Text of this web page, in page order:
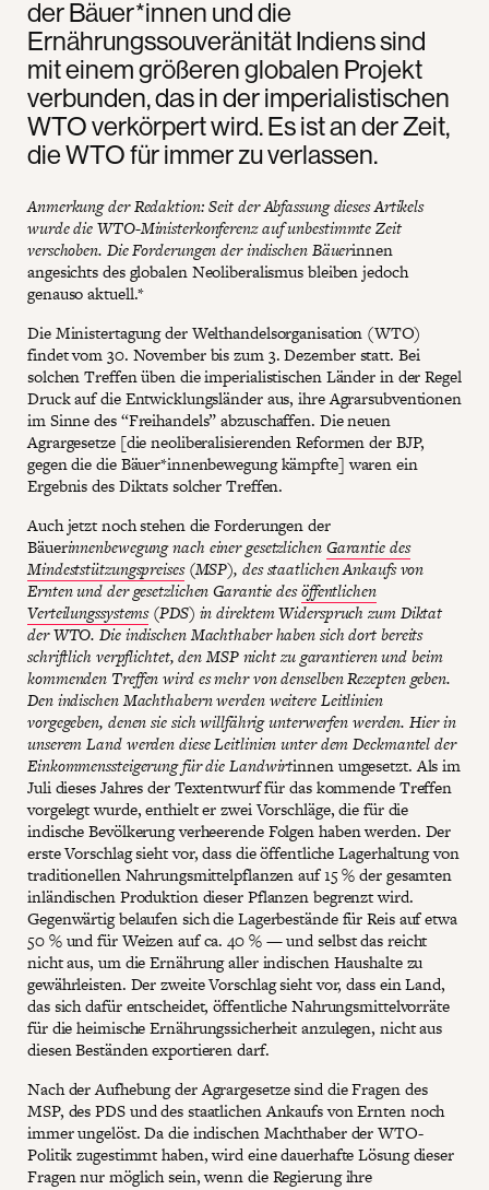
der Bäuer*innen und die
Ernährungssouveränität Indiens sind
mit einem größeren globalen Projekt
verbunden, das in der imperialistischen
WTO verkörpert wird. Es ist an der Zeit,
die WTO für immer zu verlassen.
Anmerkung der Redaktion: Seit der Abfassung dieses Artikels
wurde die WTO-Ministerkonferenz auf unbestimmte Zeit
verschoben. Die Forderungen der indischen Bäuerinnen
angesichts des globalen Neoliberalismus bleiben jedoch
genauso aktuell.*
Die Ministertagung der Welthandelsorganisation (WTO)
findet vom 30. November bis zum 3. Dezember statt. Bei
solchen Treffen üben die imperialistischen Länder in der Regel
Druck auf die Entwicklungsländer aus, ihre Agrarsubventionen
im Sinne des “Freihandels” abzuschaffen. Die neuen
Agrargesetze [die neoliberalisierenden Reformen der BJP,
gegen die die Bäuer*innenbewegung kämpfte] waren ein
Ergebnis des Diktats solcher Treffen.
Auch jetzt noch stehen die Forderungen der
Bäuerinnenbewegung nach einer gesetzlichenGarantie des
Mindeststützungspreises(MSP), des staatlichen Ankaufs von
Ernten und der gesetzlichen Garantie desöffentlichen
Verteilungssystems(PDS) in direktem Widerspruch zum Diktat
der WTO. Die indischen Machthaber haben sich dort bereits
schriftlich verpflichtet, den MSP nicht zu garantieren und beim
kommenden Treffen wird es mehr von denselben Rezepten geben.
Den indischen Machthabern werden weitere Leitlinien
vorgegeben, denen sie sich willfährig unterwerfen werden. Hier in
unserem Land werden diese Leitlinien unter dem Deckmantel der
Einkommenssteigerung für die Landwirtinnen umgesetzt. Als im
Juli dieses Jahres der Textentwurf für das kommende Treffen
vorgelegt wurde, enthielt er zwei Vorschläge, die für die
indische Bevölkerung verheerende Folgen haben werden. Der
erste Vorschlag sieht vor, dass die öffentliche Lagerhaltung von
traditionellen Nahrungsmittelpflanzen auf 15 % der gesamten
inländischen Produktion dieser Pflanzen begrenzt wird.
Gegenwärtig belaufen sich die Lagerbestände für Reis auf etwa
50 % und für Weizen auf ca. 40 % — und selbst das reicht
nicht aus, um die Ernährung aller indischen Haushalte zu
gewährleisten. Der zweite Vorschlag sieht vor, dass ein Land,
das sich dafür entscheidet, öffentliche Nahrungsmittelvorräte
für die heimische Ernährungssicherheit anzulegen, nicht aus
diesen Beständen exportieren darf.
Nach der Aufhebung der Agrargesetze sind die Fragen des
MSP, des PDS und des staatlichen Ankaufs von Ernten noch
immer ungelöst. Da die indischen Machthaber der WTO-
Politik zugestimmt haben, wird eine dauerhafte Lösung dieser
Fragen nur möglich sein, wenn die Regierung ihre